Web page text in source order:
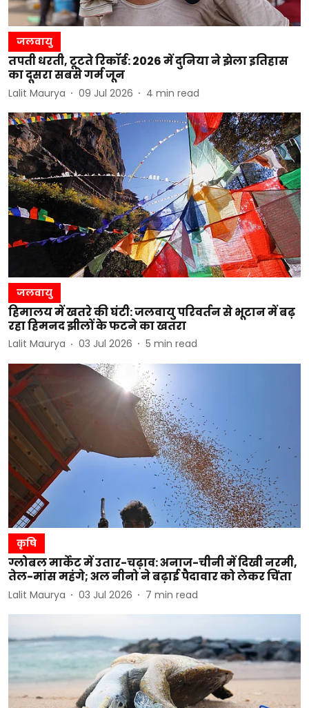
जलवायु
तपती धरती, टूटते रिकॉर्ड: 2026 में दुनिया ने झेला इतिहास
का दूसरा सबसे गर्म जून
Lalit Maurya 09 Jul 2026 4 min read
जलवायु
हिमालय में खतरे की घंटी: जलवायु परिवर्तन से भूटान में बढ़
रहा हिमनद झीलों के फटने का खतरा
Lalit Maurya 03 Jul 2026 5 min read
कृषि
ग्लोबल मार्केट में उतार-चढ़ाव: अनाज-चीनी में दिखी नरमी,
तेल-मांस महंगे; अल नीनो ने बढ़ाई पैदावार को लेकर चिंता
Lalit Maurya 03 Jul 2026 7 min read